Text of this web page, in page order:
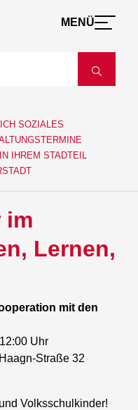
MENÜ
SOZIALES
IHREM STADTEIL
im
Lernen,
mit den
Uhr
Straße 32
Volksschulkinder!